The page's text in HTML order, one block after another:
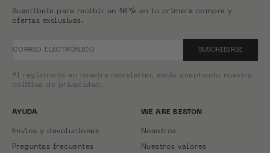
Suscríbete para recibir un 10% en tu primera compra y
ofertas exclusivas.
CORREO ELECTRÓNICO SUSCRIBIRSE
Al registrarte en nuestra newsletter, estás aceptando nuestra
política de privacidad.
AYUDA
Envíos y devoluciones
Preguntas frecuentes
WE ARE BESTON
Nosotros
Nuestros valores